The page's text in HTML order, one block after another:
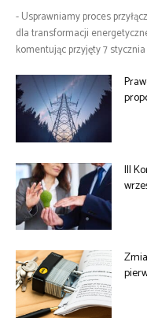
- Usprawniamy proces
dla transformacji
komentując przyjęty 7
III